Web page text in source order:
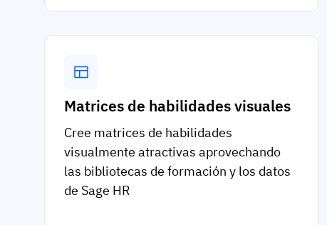
Matrices de habilidades visuales
Cree matrices de habilidades
visualmente atractivas aprovechando
las bibliotecas de formación y los datos
de Sage HR